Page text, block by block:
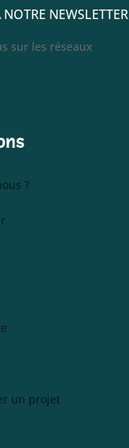
NOTRE NEWSLETTER
sur les réseaux
?
un projet